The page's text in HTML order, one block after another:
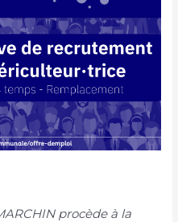
procède à la